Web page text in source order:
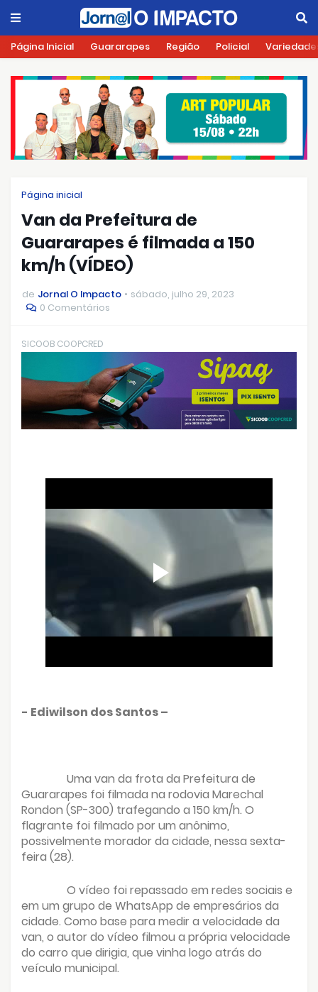
Página Inicial Guararapes Região Policial
Página inicial
Van da Prefeitura de
Guararapes é filmada a 150
km/h (VÍDEO)
de Jornal O Impacto
sábado, julho 29, 2023
0 Comentários
SICOOB COOPCRED
- Ediwilson dos Santos –
Uma van da frota da Prefeitura de
Guararapes foi filmada na rodovia Marechal
Rondon (SP-300) trafegando a 150 km/h. O
flagrante foi filmado por um anônimo,
possivelmente morador da cidade, nessa sexta-
feira (28).
O vídeo foi repassado em redes sociais e
em um grupo de WhatsApp de empresários da
cidade. Como base para medir a velocidade da
van, o autor do vídeo filmou a própria velocidade
do carro que dirigia, que vinha logo atrás do
veículo municipal.